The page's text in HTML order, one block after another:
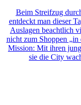
Beim Streifzug
entdeckt man dieser
Auslagen beachtlich
nicht zum Shoppen „in
Mission: Mit ihren
sie die City